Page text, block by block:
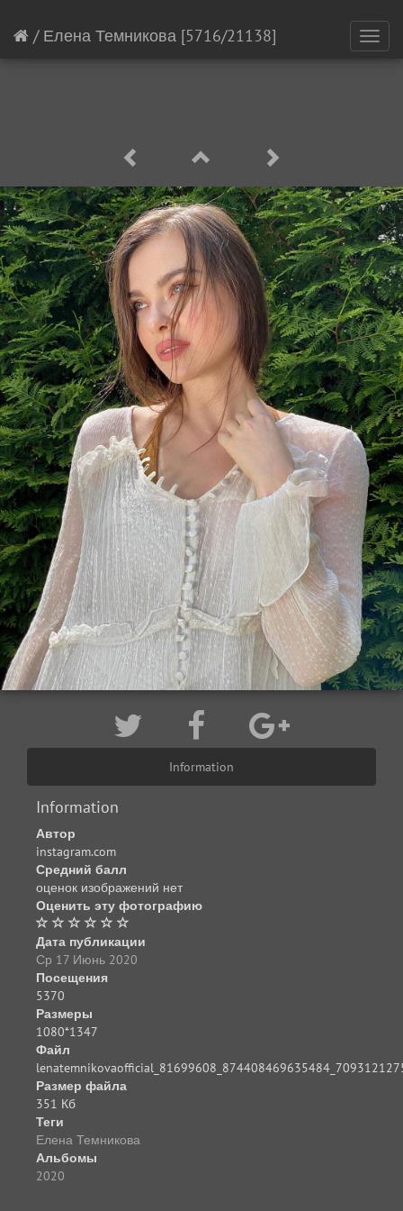
/ Елена Темникова [5716/21138]
Information
Information
Автор
instagram.com
Средний балл
оценок изображений нет
Оценить эту фотографию
Дата публикации
Ср 17 Июнь 2020
Посещения
5370
Размеры
1080*1347
Файл
Размер файла
351 Кб
Теги
Елена Темникова
Альбомы
2020